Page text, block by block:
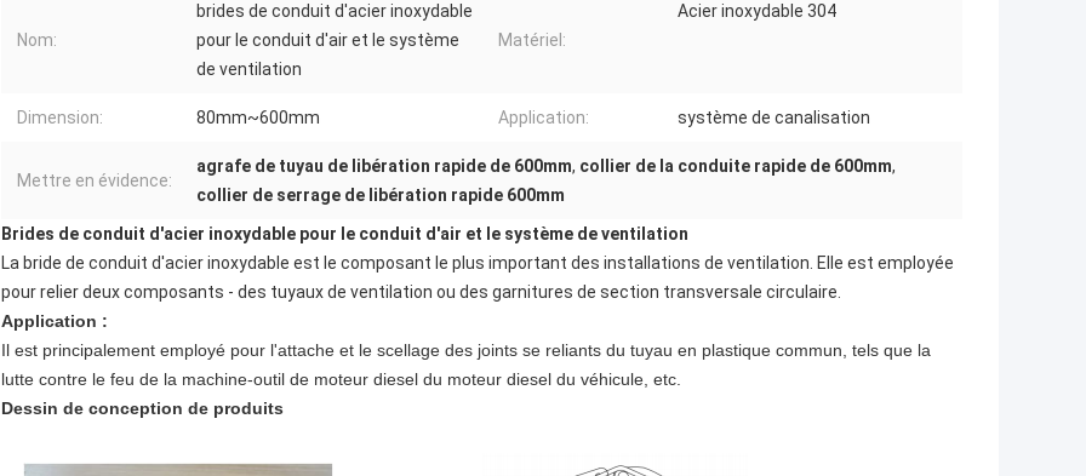
Nom:
brides de conduit d'acier inoxydable
pour le conduit d'air et le système
de ventilation
Matériel:
Acier inoxydable 304
Dimension: 80mm~600mm Application: système de canalisation
Mettre en évidence:
agrafe de tuyau de libération rapide de 600mm, collier de la conduite rapide de 600mm,
collier de serrage de libération rapide 600mm
Brides de conduit d'acier inoxydable pour le conduit d'air et le système de ventilation
La bride de conduit d'acier inoxydable est le composant le plus important des installations de ventilation. Elle est employée
pour relier deux composants - des tuyaux de ventilation ou des garnitures de section transversale circulaire.
Application :
Il est principalement employé pour l'attache et le scellage des joints se reliants du tuyau en plastique commun, tels que la
lutte contre le feu de la machine-outil de moteur diesel du moteur diesel du véhicule, etc.
Dessin de conception de produits